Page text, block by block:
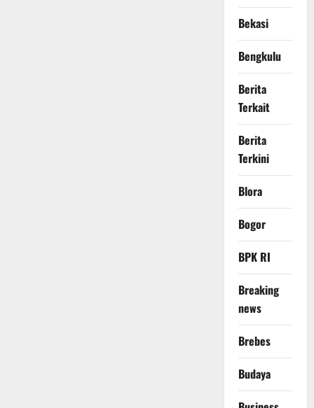
Bekasi
Bengkulu
Berita
Terkait
Berita
Terkini
Blora
Bogor
BPK RI
Breaking
news
Brebes
Budaya